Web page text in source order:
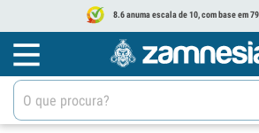
8.6 anuma escala de 10, com base em